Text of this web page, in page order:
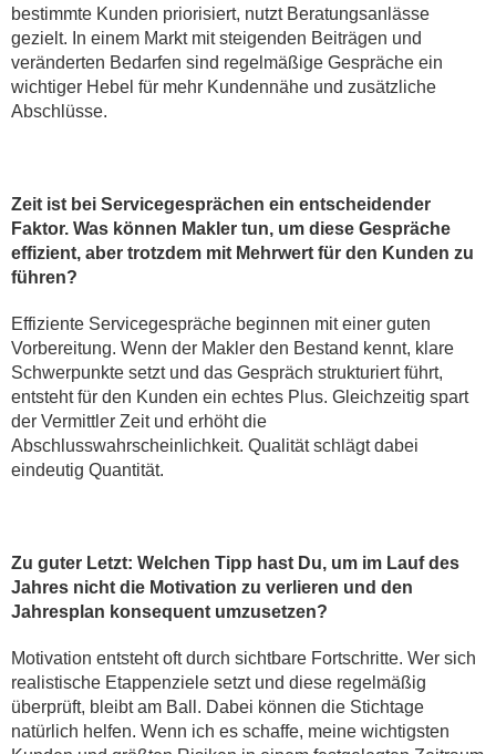
bestimmte Kunden priorisiert, nutzt Beratungsanlässe
gezielt. In einem Markt mit steigenden Beiträgen und
veränderten Bedarfen sind regelmäßige Gespräche ein
wichtiger Hebel für mehr Kundennähe und zusätzliche
Abschlüsse.
Zeit ist bei Servicegesprächen ein entscheidender
Faktor. Was können Makler tun, um diese Gespräche
effizient, aber trotzdem mit Mehrwert für den Kunden zu
führen?
Effiziente Servicegespräche beginnen mit einer guten
Vorbereitung. Wenn der Makler den Bestand kennt, klare
Schwerpunkte setzt und das Gespräch strukturiert führt,
entsteht für den Kunden ein echtes Plus. Gleichzeitig spart
der Vermittler Zeit und erhöht die
Abschlusswahrscheinlichkeit. Qualität schlägt dabei
eindeutig Quantität.
Zu guter Letzt: Welchen Tipp hast Du, um im Lauf des
Jahres nicht die Motivation zu verlieren und den
Jahresplan konsequent umzusetzen?
Motivation entsteht oft durch sichtbare Fortschritte. Wer sich
realistische Etappenziele setzt und diese regelmäßig
überprüft, bleibt am Ball. Dabei können die Stichtage
natürlich helfen. Wenn ich es schaffe, meine wichtigsten